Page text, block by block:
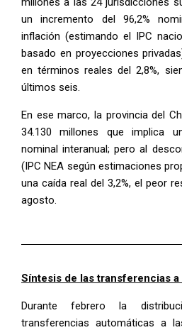
un incremento del 96,2%
inflación (estimando el IPC
basado en proyecciones
en términos reales del 2,8%,
últimos seis.
En ese marco, la provincia del
34.130 millones que implica
nominal interanual; pero al
(IPC NEA según estimaciones
una caída real del 3,2%, el peor
agosto.
Síntesis de las transferencias
Durante febrero la
transferencias automáticas a